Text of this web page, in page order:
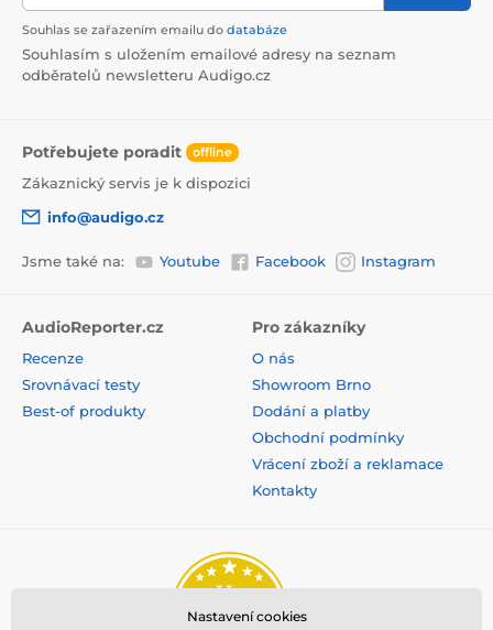
Souhlas se zařazením emailu do databáze
Souhlasím s uložením emailové adresy na seznam
odběratelů newsletteru Audigo.cz
Potřebujete poradit offline
Zákaznický servis je k dispozici
info@audigo.cz
Jsme také na: Youtube Facebook Instagram
AudioReporter.cz
Recenze
Srovnávací testy
Best-of produkty
Pro zákazníky
O nás
Showroom Brno
Dodání a platby
Obchodní podmínky
Vrácení zboží a reklamace
Kontakty
Nastavení cookies